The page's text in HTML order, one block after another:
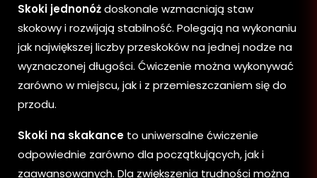
Skoki jednonóżdoskonale wzmacniają staw
skokowy i rozwijają stabilność. Polegają na wykonaniu
jak największej liczby przeskoków na jednej nodze na
wyznaczonej długości. Ćwiczenie można wykonywać
zarówno w miejscu, jak i z przemieszczaniem się do
przodu.
Skoki na skakance to uniwersalne ćwiczenie
odpowiednie zarówno dla początkujących, jak i
zaawansowanych. Dla zwiększenia trudności można